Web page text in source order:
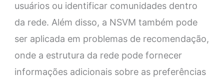
usuários ou identificar comunidades dentro
da rede. Além disso, a NSVM também pode
ser aplicada em problemas de recomendação,
onde a estrutura da rede pode fornecer
informações adicionais sobre as preferências